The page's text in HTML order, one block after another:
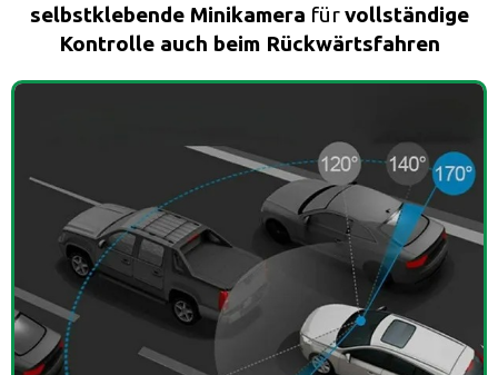
selbstklebende Minikamera fürvollständige
Kontrolle auch beim Rückwärtsfahren